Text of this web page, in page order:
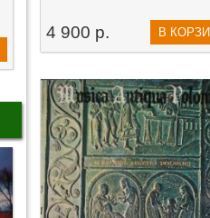
4 900 р. В